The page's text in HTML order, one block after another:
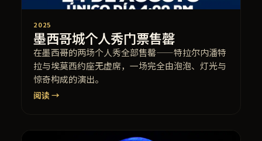
2025
墨西哥城个人秀门票售罄
在墨西哥的两场个人秀全部售罄——特拉尔内潘特
拉与埃莫西约座无虚席，一场完全由泡泡、灯光与
惊奇构成的演出。
阅读 →